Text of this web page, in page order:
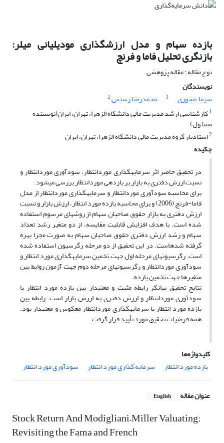
بازده سهام و مدل ارزشگذاری مودیلیانی میلر:
بازنگری تحلیل فاما و فرنچ
نوع مقاله : مقاله پژوهشی
نویسندگان
سیما عشوری
1 محمدرضا رستمی2
1کارشناسی ارشد مدیریت مالی دانشگاه الزهرا، تهران، ایران(نویسنده
مسئول)
2استادیار گروه مدیریت مالی دانشگاه الزهرا، تهران، ایران
چکیده
در تحقیق حاضر اثر سرمایه­گذاری موردانتظار، سودآوری موردانتظار و
نسبت ارزش دفتری به بازار بر بازدهی موردانتظار بررسی می­شود.
برای محاسبه سودآوری موردانتظار و سرمایه­گذاری موردانتظار از مدل
فاما-فرنچ (2006) و برای محاسبه بازده مورد انتظار، ارزش بازار و نسبت
ارزش دفتری به بازار حقوق صاحبان سهام از روش­های مرسوم استفاده
شده است. با هدف افزایش قابلیت مقایسه، از دو متغیر رشد تعداد
سهام و رشد ارزش دفتری حقوق صاحبان سهام به صورت مجزا بهره
گرفته شده­است. در این تحقیق از دو مرحله رگرسیون استفاده شده
است. رگرسیون­های مرحله اول جهت تخمین سرمایه­گذاری مورد انتظار و
سودآوری موردانتظار و رگرسیون­های مرحله دوم جهت آزمون روابط بین
متغیرها جهت تخمین بازده.
نتایج تحقیق بیانگر رابطه مثبت و معنی­دار بین بازده مورد انتظار با
سودآوری موردانتظار و ارزش دفتری به ارزش بازار است. رابطه بین
بازده مورد انتظار با سرمایه­گذاری موردانتظار معکوس و معنی­دار بود.
همه فرضیات تحقیق مورد تأیید قرار گرفت.
کلیدواژه‌ها
بازده مورد انتظار
سرمایه گذاری مورد انتظار سودآوری مورد انتظار
عنوان مقاله English
Stock Return And Modigliani–Miller Valuating:
Revisiting the Fama and French